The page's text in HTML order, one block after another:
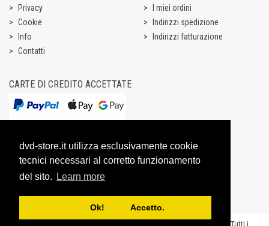
dvd-store.it utilizza esclusivamente cookie
tecnici necessari al corretto funzionamento
del sito.
Learn more
Ok! Accetto.
Privacy
Cookie
Info
Contatti
I miei ordini
Indirizzi spedizione
Indirizzi fatturazione
CARTE DI CREDITO ACCETTATE
Copyright @ 2003-2026 Dream Entertainment S.r.l. - P.IVA 07531731003 - “Tutti i